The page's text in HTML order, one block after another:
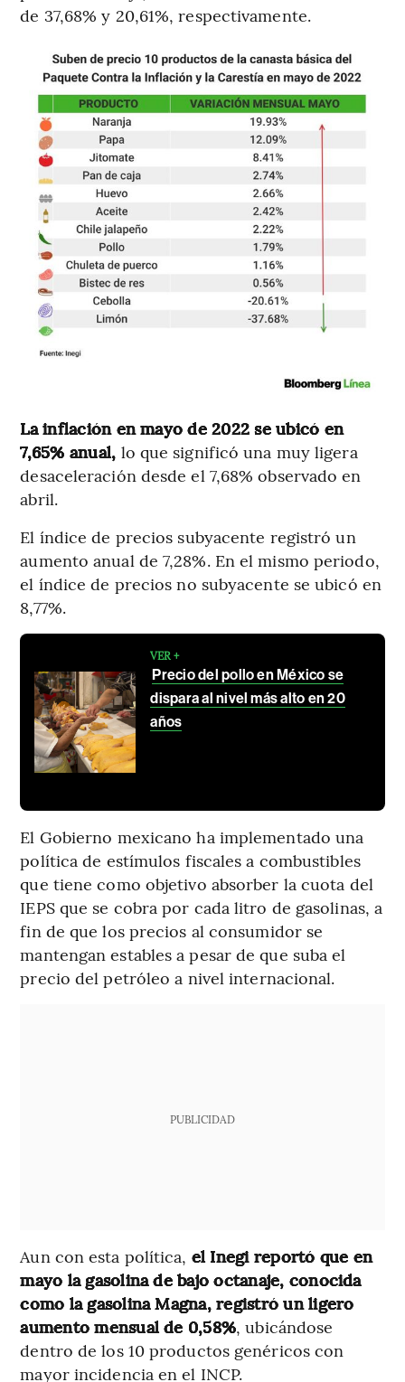
de 37,68% y 20,61%, respectivamente.
La inflación en mayo de 2022 se ubicó en
7,65% anual, lo que significó una muy ligera
desaceleración desde el 7,68% observado en
abril.
El índice de precios subyacente registró un
aumento anual de 7,28%. En el mismo periodo,
el índice de precios no subyacente se ubicó en
8,77%.
VER +
Precio del pollo en México se
dispara al nivel más alto en 20
años
El Gobierno mexicano ha implementado una
política de estímulos fiscales a combustibles
que tiene como objetivo absorber la cuota del
IEPS que se cobra por cada litro de gasolinas, a
fin de que los precios al consumidor se
mantengan estables a pesar de que suba el
precio del petróleo a nivel internacional.
PUBLICIDAD
Aun con esta política, el Inegi reportó que en
mayo la gasolina de bajo octanaje, conocida
como la gasolina Magna, registró un ligero
aumento mensual de 0,58%, ubicándose
dentro de los 10 productos genéricos con
mayor incidencia en el INCP.